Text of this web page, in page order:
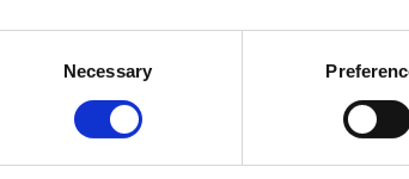
Necessary